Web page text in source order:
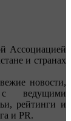
Ассоциацией
и странах
новости,
ведущими
рейтинги и
и PR.